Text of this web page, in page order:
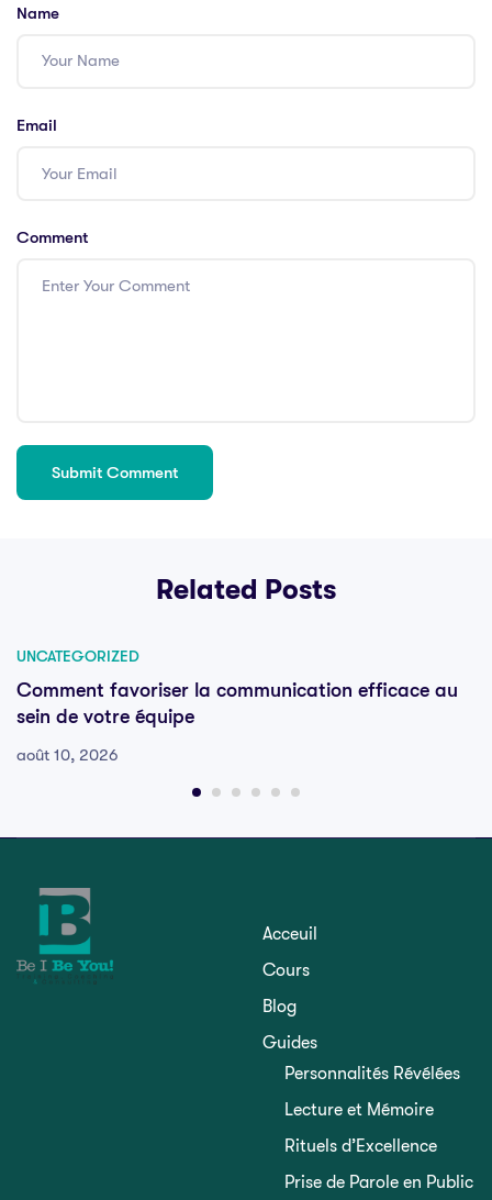
Name
Email
Comment
Related Posts
UNCATEGORIZED
Comment favoriser la communication efficace au
sein de votre équipe
août 10, 2026
Acceuil
Cours
Blog
Guides
Personnalités Révélées
Lecture et Mémoire
Rituels d’Excellence
Prise de Parole en Public